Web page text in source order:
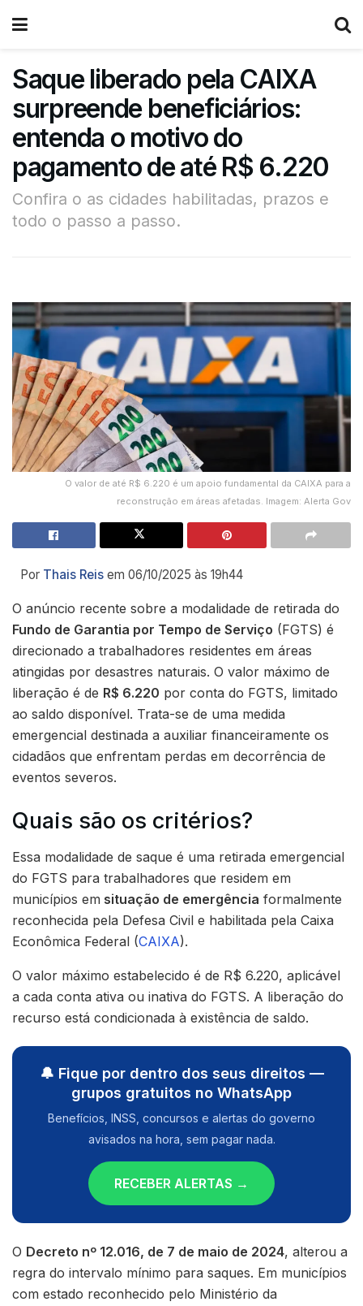
Saque liberado pela CAIXA
surpreende beneficiários:
entenda o motivo do
pagamento de até R$ 6.220
Confira o as cidades habilitadas, prazos e
todo o passo a passo.
O valor de até R$ 6.220 é um apoio fundamental da CAIXA para a
reconstrução em áreas afetadas. Imagem: Alerta Gov
Por Thais Reis em 06/10/2025 às 19h44
O anúncio recente sobre a modalidade de retirada do
Fundo de Garantia por Tempo de Serviço (FGTS) é
direcionado a trabalhadores residentes em áreas
atingidas por desastres naturais. O valor máximo de
liberação é de R$ 6.220 por conta do FGTS, limitado
ao saldo disponível. Trata-se de uma medida
emergencial destinada a auxiliar financeiramente os
cidadãos que enfrentam perdas em decorrência de
eventos severos.
Quais são os critérios?
Essa modalidade de saque é uma retirada emergencial
do FGTS para trabalhadores que residem em
municípios em situação de emergência formalmente
reconhecida pela Defesa Civil e habilitada pela Caixa
Econômica Federal (CAIXA).
O valor máximo estabelecido é de R$ 6.220, aplicável
a cada conta ativa ou inativa do FGTS. A liberação do
recurso está condicionada à existência de saldo.
🔔 Fique por dentro dos seus direitos —
grupos gratuitos no WhatsApp
Benefícios, INSS, concursos e alertas do governo
avisados na hora, sem pagar nada.
RECEBER ALERTAS →
O Decreto nº 12.016, de 7 de maio de 2024, alterou a
regra do intervalo mínimo para saques. Em municípios
com estado reconhecido pelo Ministério da